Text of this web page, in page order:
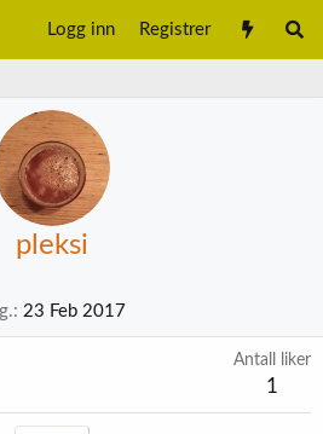
Logg inn Registrer
pleksi
23 Feb 2017
Antall liker
1